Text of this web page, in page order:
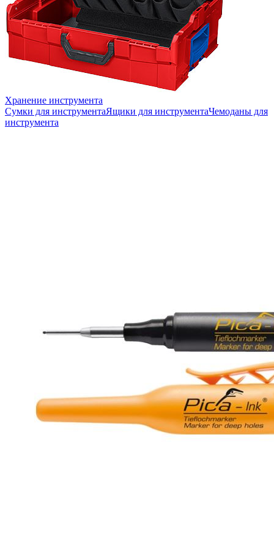
Хранение инструмента
Сумки для инструментаЯщики для инструментаЧемоданы для
инструмента